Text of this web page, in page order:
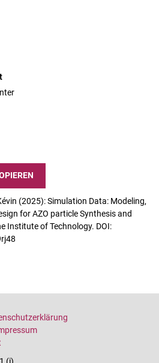
(2025): Simulation Data: Modeling,
for AZO particle Synthesis and
Institute of Technology. DOI:
(i)